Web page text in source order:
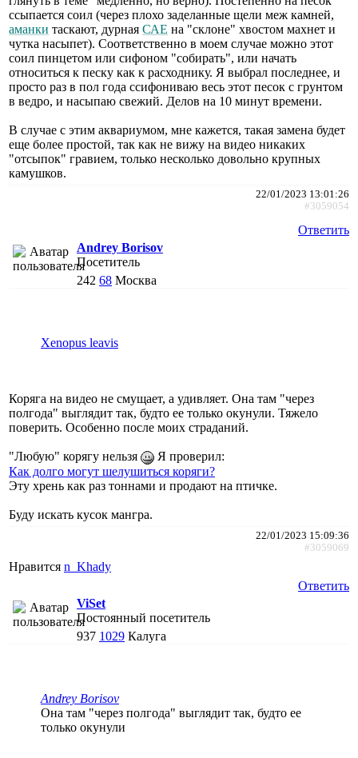
ссыпается соил (через плохо заделанные щели меж камней,
аманки таскают, дурная САЕ на "склоне" хвостом махнет и
чутка насыпет). Соответственно в моем случае можно этот
соил пинцетом или сифоном "собирать", или начать
относиться к песку как к расходнику. Я выбрал последнее, и
просто раз в пол года ссифониваю весь этот песок с грунтом
в ведро, и насыпаю свежий. Делов на 10 минут времени.
В случае с этим аквариумом, мне кажется, такая замена будет
еще более простой, так как не вижу на видео никаких
"отсыпок" гравием, только несколько довольно крупных
камушков.
22/01/2023 13:01:26
#3059054
Ответить
Andrey Borisov
Посетитель
242 68 Москва
Xenopus leavis
Коряга на видео не смущает, а удивляет. Она там "через
полгода" выглядит так, будто ее только окунули. Тяжело
поверить. Особенно после моих страданий.
"Любую" корягу нельзя
Я проверил:
Как долго могут шелушиться коряги?
Эту хрень как раз тоннами и продают на птичке.
Буду искать кусок мангра.
22/01/2023 15:09:36
#3059069
Нравится n_Khady
Ответить
ViSet
Постоянный посетитель
937 1029 Калуга
Andrey Borisov
Она там "через полгода" выглядит так, будто ее
только окунули